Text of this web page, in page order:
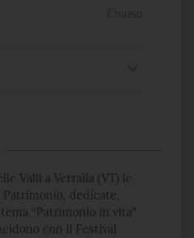
Valli a Vetralla (VT) le
dedicate,
“Patrimonio in vita”
con il Festival